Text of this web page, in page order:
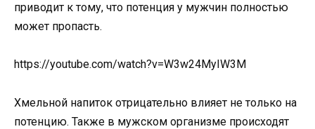
приводит к тому, что потенция у мужчин полностью
может пропасть.
https://youtube.com/watch?v=W3w24MyIW3M
Хмельной напиток отрицательно влияет не только на
потенцию. Также в мужском организме происходят